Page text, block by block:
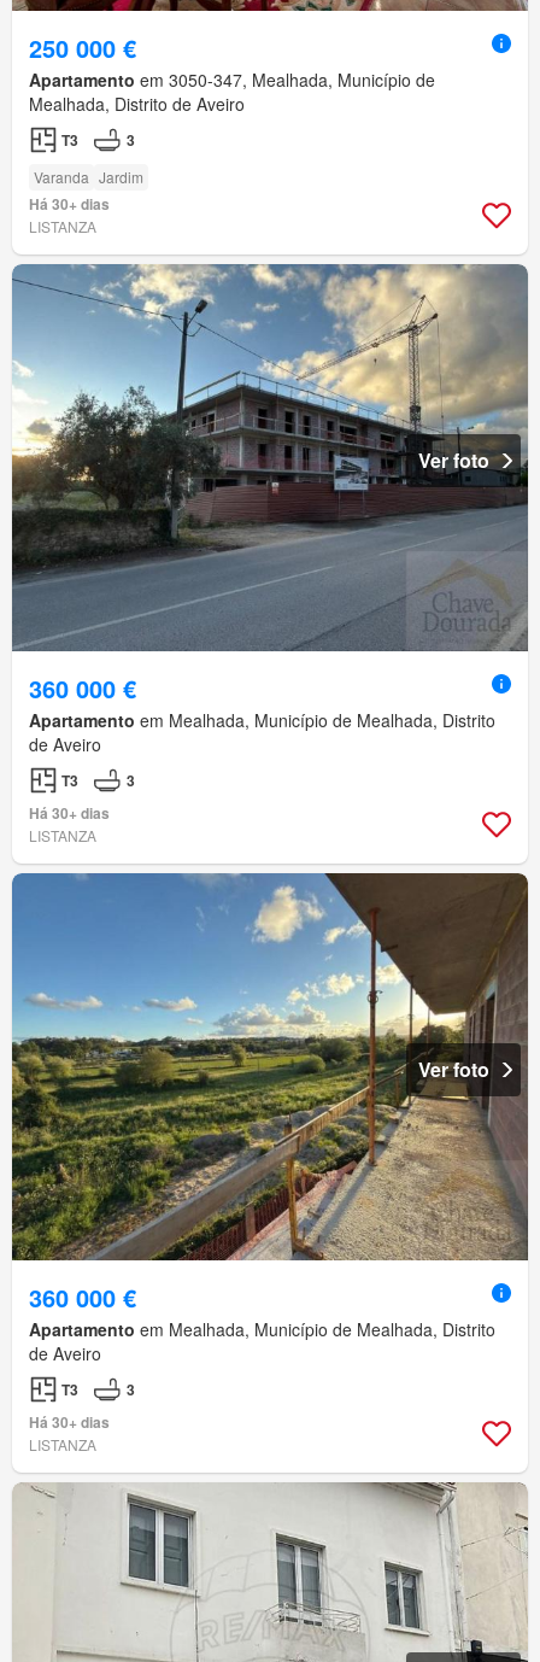
250 000 €
Apartamento em 3050-347, Mealhada, Município de
Mealhada, Distrito de Aveiro
T3 3
Varanda Jardim
Há 30+ dias
LISTANZA
Ver foto
360 000 €
Apartamento em Mealhada, Município de Mealhada, Distrito
de Aveiro
T3
3
Há 30+ dias
LISTANZA
Ver foto
360 000 €
Apartamento em Mealhada, Município de Mealhada, Distrito
de Aveiro
T3
3
Há 30+ dias
LISTANZA